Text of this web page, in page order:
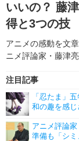
イベン
ビジネ
書評
ゲーム
アニメ
アニメ！アニ
連載・コラム
いいの？ 藤
得と3つの技
アニメの感動を文
ニメ評論家・藤津
注目記事
「忍たま」
和の趣を感
アニメ評論
準備も「シミ